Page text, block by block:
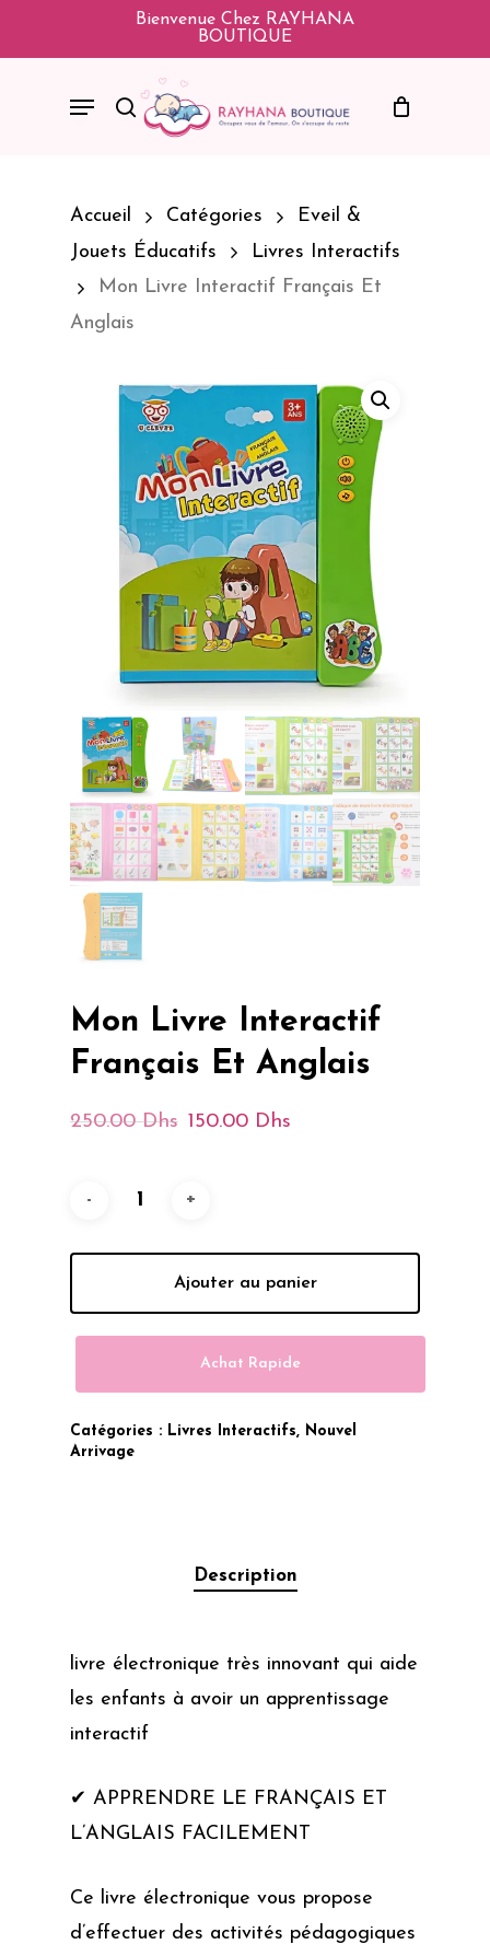
Bienvenue Chez RAYHANA
BOUTIQUE
Search
Menu
Accueil Catégories
Eveil &
Jouets Éducatifs
Livres Interactifs
Mon Livre Interactif Français Et
Anglais
Mon Livre Interactif
Français Et Anglais
250.00Dhs Le
250.00 Dhs.
150.00 Dhs
150.00 Dhs.
Ajouter au panier
Achat Rapide
Catégories : Livres Interactifs, Nouvel
Arrivage
Description
livre électronique très innovant qui aide
les enfants à avoir un apprentissage
interactif
✔ APPRENDRE LE FRANÇAIS ET
L’ANGLAIS FACILEMENT
Ce livre électronique vous propose
d’effectuer des activités pédagogiques